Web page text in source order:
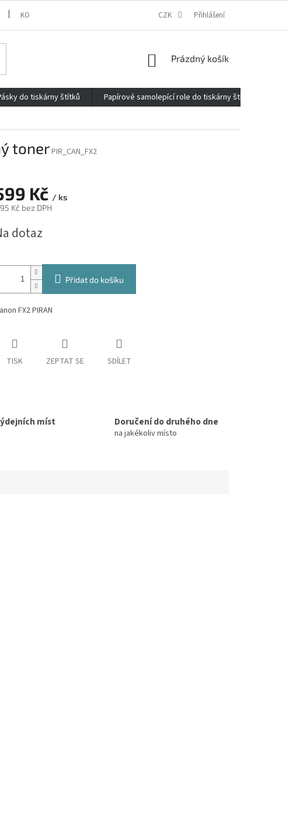
KONTAKTY REKLAMACE ELEKTROMOBILITA 2020
CZK Přihlášení
NÁKUPNÍ
Prázdný košík
do tiskárny štítků Papírové samolepící role do tiskárny štítků
tonerPIR_CAN_FX2
Kč / ks
Kč bez DPH
dotaz
Přidat do košíku
FX2 PIRAN
TISK ZEPTAT SE SDÍLET
míst Doručení do druhého dne
na jakékoliv místo